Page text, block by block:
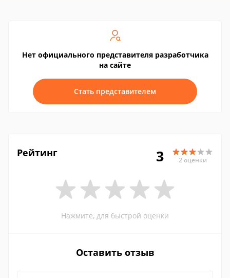
Нет официального представителя разработчика
на сайте
Стать представителем
Рейтинг 3 2 оценки
Нажмите, для быстрой оценки
Оставить отзыв